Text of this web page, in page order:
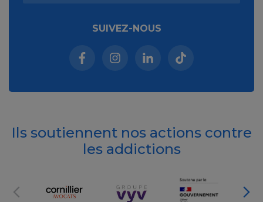
SUIVEZ-NOUS
Facebook (nouvelle fenêtre)
Instagram (nouvelle fenêtre)
Linkedin (nouvelle
Tiktok (nouvelle
Ils soutiennent nos actions contre
les addictions